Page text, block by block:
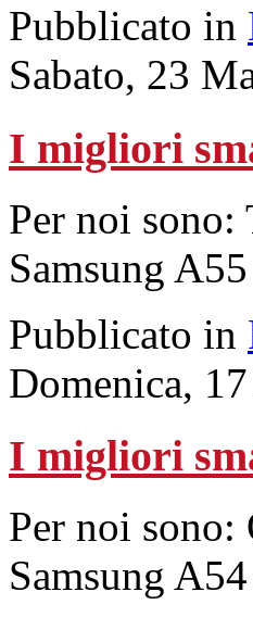
Pubblicato in
Sabato, 23
I migliori
Per noi sono:
Samsung
Pubblicato in
Domenica,
I migliori
Per noi sono:
Samsung